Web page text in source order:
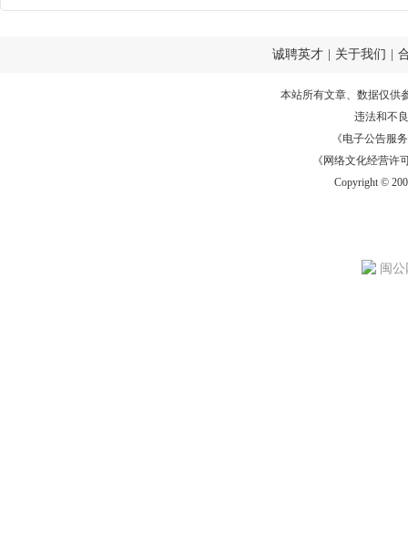
诚聘英才 关于我们
本站所有文章、数据仅供
违法和不
《电子公告服务
《网络文化经营许
Copyright ©
闽公